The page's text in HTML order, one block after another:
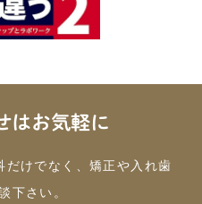
はお気軽に
だけでなく、矯正や入れ歯
下さい。